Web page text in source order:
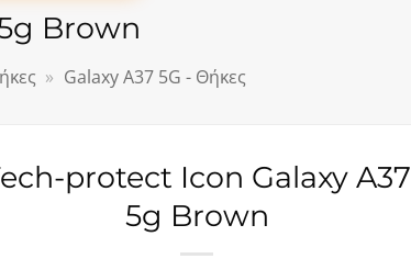
Brown
» Galaxy A37 5G - Θήκες
protect Icon Galaxy A37
5g Brown